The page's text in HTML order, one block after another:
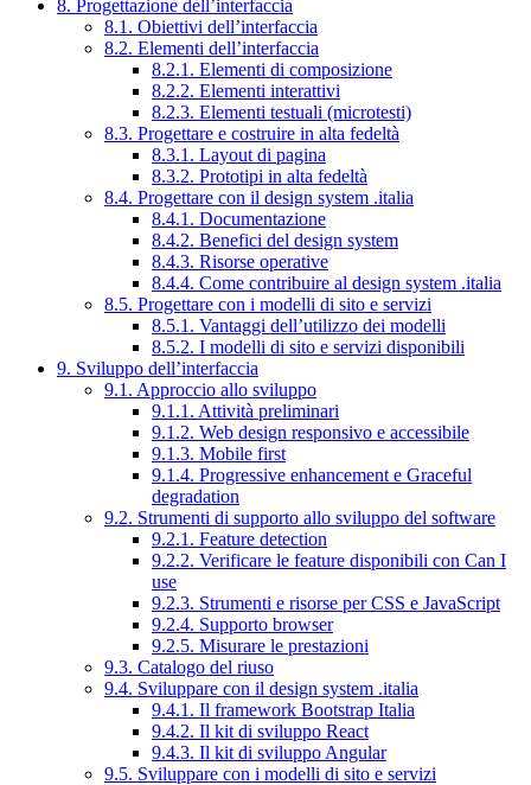
8. Progettazione dell’interfaccia
8.1. Obiettivi dell’interfaccia
8.2. Elementi dell’interfaccia
8.2.1. Elementi di composizione
8.2.2. Elementi interattivi
8.2.3. Elementi testuali (microtesti)
8.3. Progettare e costruire in alta fedeltà
8.3.1. Layout di pagina
8.3.2. Prototipi in alta fedeltà
8.4. Progettare con il design system .italia
8.4.1. Documentazione
8.4.2. Benefici del design system
8.4.3. Risorse operative
8.4.4. Come contribuire al design system .italia
8.5. Progettare con i modelli di sito e servizi
8.5.1. Vantaggi dell’utilizzo dei modelli
8.5.2. I modelli di sito e servizi disponibili
9. Sviluppo dell’interfaccia
9.1. Approccio allo sviluppo
9.1.1. Attività preliminari
9.1.2. Web design responsivo e accessibile
9.1.3. Mobile first
9.1.4. Progressive enhancement e Graceful
degradation
9.2. Strumenti di supporto allo sviluppo del software
9.2.1. Feature detection
9.2.2. Verificare le feature disponibili con Can I
use
9.2.3. Strumenti e risorse per CSS e JavaScript
9.2.4. Supporto browser
9.2.5. Misurare le prestazioni
9.3. Catalogo del riuso
9.4. Sviluppare con il design system .italia
9.4.1. Il framework Bootstrap Italia
9.4.2. Il kit di sviluppo React
9.4.3. Il kit di sviluppo Angular
9.5. Sviluppare con i modelli di sito e servizi